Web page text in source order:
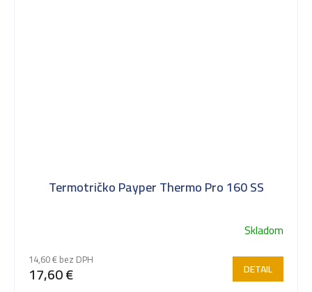
Termotričko Payper Thermo Pro 160 SS
Skladom
14,60 € bez DPH
17,60 € DETAIL